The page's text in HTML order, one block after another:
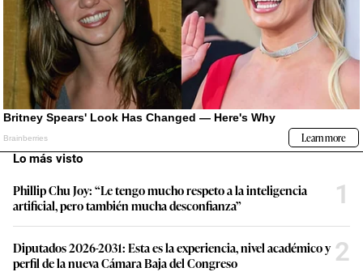
Lo más visto
Phillip Chu Joy: “Le tengo mucho respeto a la inteligencia
artificial, pero también mucha desconfianza”
1
Diputados 2026-2031: Esta es la experiencia, nivel académico y
perfil de la nueva Cámara Baja del Congreso
2